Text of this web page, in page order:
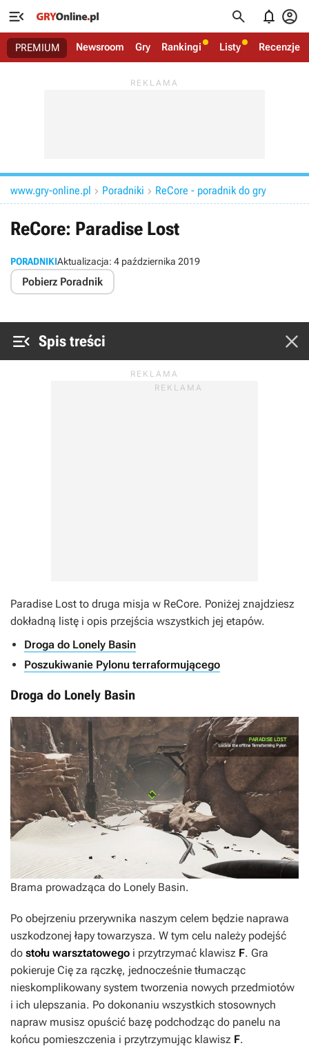
   
PREMIUM Newsroom Gry Rankingi Listy Recenzje
www.gry-online.pl  Poradniki  ReCore - poradnik do gry
ReCore: Paradise Lost
PORADNIKIAktualizacja: 4 października 2019
Pobierz Poradnik
 Spis treści 
Paradise Lost to druga misja w ReCore. Poniżej znajdziesz
dokładną listę i opis przejścia wszystkich jej etapów.
Droga do Lonely Basin
Poszukiwanie Pylonu terraformującego
Droga do Lonely Basin
Brama prowadząca do Lonely Basin.
Po obejrzeniu przerywnika naszym celem będzie naprawa
uszkodzonej łapy towarzysza. W tym celu należy podejść
do stołu warsztatowego i przytrzymać klawisz F. Gra
pokieruje Cię za rączkę, jednocześnie tłumacząc
nieskomplikowany system tworzenia nowych przedmiotów
i ich ulepszania. Po dokonaniu wszystkich stosownych
napraw musisz opuścić bazę podchodząc do panelu na
końcu pomieszczenia i przytrzymując klawisz F.